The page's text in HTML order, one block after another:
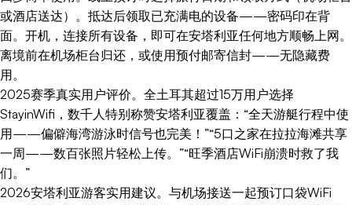
或酒店送达）。抵达后领取已充满电的设备——密码印在背
面。开机，连接所有设备，即可在安塔利亚任何地方顺畅上网。
离境前在机场柜台归还，或使用预付邮寄信封——无隐藏费
用。
2025赛季真实用户评价。全土耳其超过15万用户选择
StayinWifi，数千人特别称赞安塔利亚覆盖：“全天游艇行程中使
用——偏僻海湾游泳时信号也完美！”“5口之家在拉拉海滩共享
一周——数百张照片轻松上传。”“旺季酒店WiFi崩溃时救了我
们。”
2026安塔利亚游客实用建议。与机场接送一起预订口袋WiFi